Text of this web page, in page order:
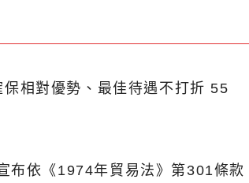
布依《1974年貿易法》第301條